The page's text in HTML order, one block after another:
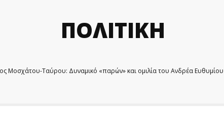
ΠΟΛΙΤΙΚΗ
Μοσχάτου-Ταύρου: Δυναμικό «παρών» και ομιλία του Ανδρέα Ευθυμίου